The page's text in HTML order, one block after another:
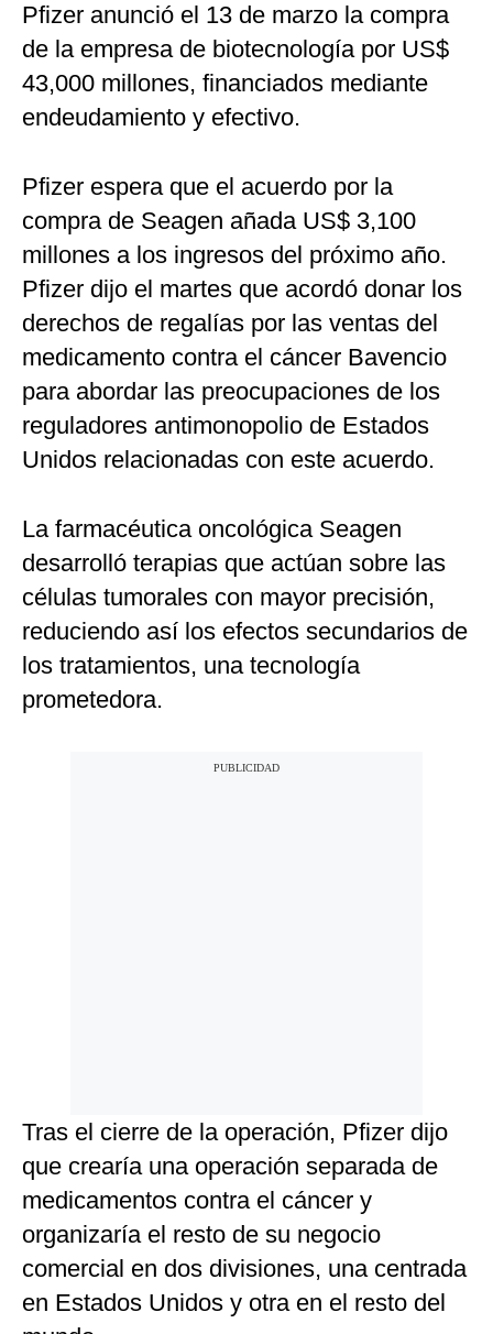
Pfizer anunció el 13 de marzo la compra
de la empresa de biotecnología por US$
43,000 millones, financiados mediante
endeudamiento y efectivo.
Pfizer espera que el acuerdo por la
compra de Seagen añada US$ 3,100
millones a los ingresos del próximo año.
Pfizer dijo el martes que acordó donar los
derechos de regalías por las ventas del
medicamento contra el cáncer Bavencio
para abordar las preocupaciones de los
reguladores antimonopolio de Estados
Unidos relacionadas con este acuerdo.
La farmacéutica oncológica Seagen
desarrolló terapias que actúan sobre las
células tumorales con mayor precisión,
reduciendo así los efectos secundarios de
los tratamientos, una tecnología
prometedora.
Tras el cierre de la operación, Pfizer dijo
que crearía una operación separada de
medicamentos contra el cáncer y
organizaría el resto de su negocio
comercial en dos divisiones, una centrada
en Estados Unidos y otra en el resto del